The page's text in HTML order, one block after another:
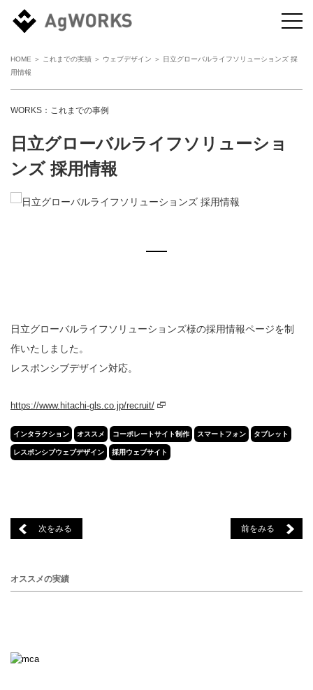
HOME ＞ これまでの実績 ＞ ウェブデザイン ＞ 日立グローバルライフソリューションズ 採
用情報
WORKS：これまでの事例
日立グローバルライフソリューショ
ンズ 採用情報
日立グローバルライフソリューションズ様の採用情報ページを制
作いたしました。
レスポンシブデザイン対応。
https://www.hitachi-gls.co.jp/recruit/
インタラクション オススメ コーポレートサイト制作 スマートフォン タブレット
レスポンシブウェブデザイン 採用ウェブサイト
次をみる 前をみる
オススメの実績